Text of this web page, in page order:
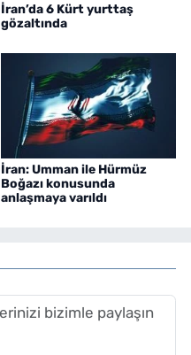
İran’da 6 Kürt yurttaş
gözaltında
İran: Umman ile Hürmüz
Boğazı konusunda
anlaşmaya varıldı